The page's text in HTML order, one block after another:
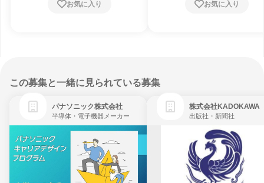
お気に入り お気に入り
この募集と一緒に見られている募集
パナソニック株式会社
半導体・電子機器メーカー
株式会社KADOKAWA
出版社・新聞社